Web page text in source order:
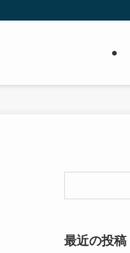
最近の投稿